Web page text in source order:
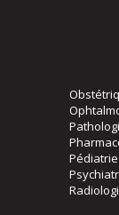
Pédiatrie